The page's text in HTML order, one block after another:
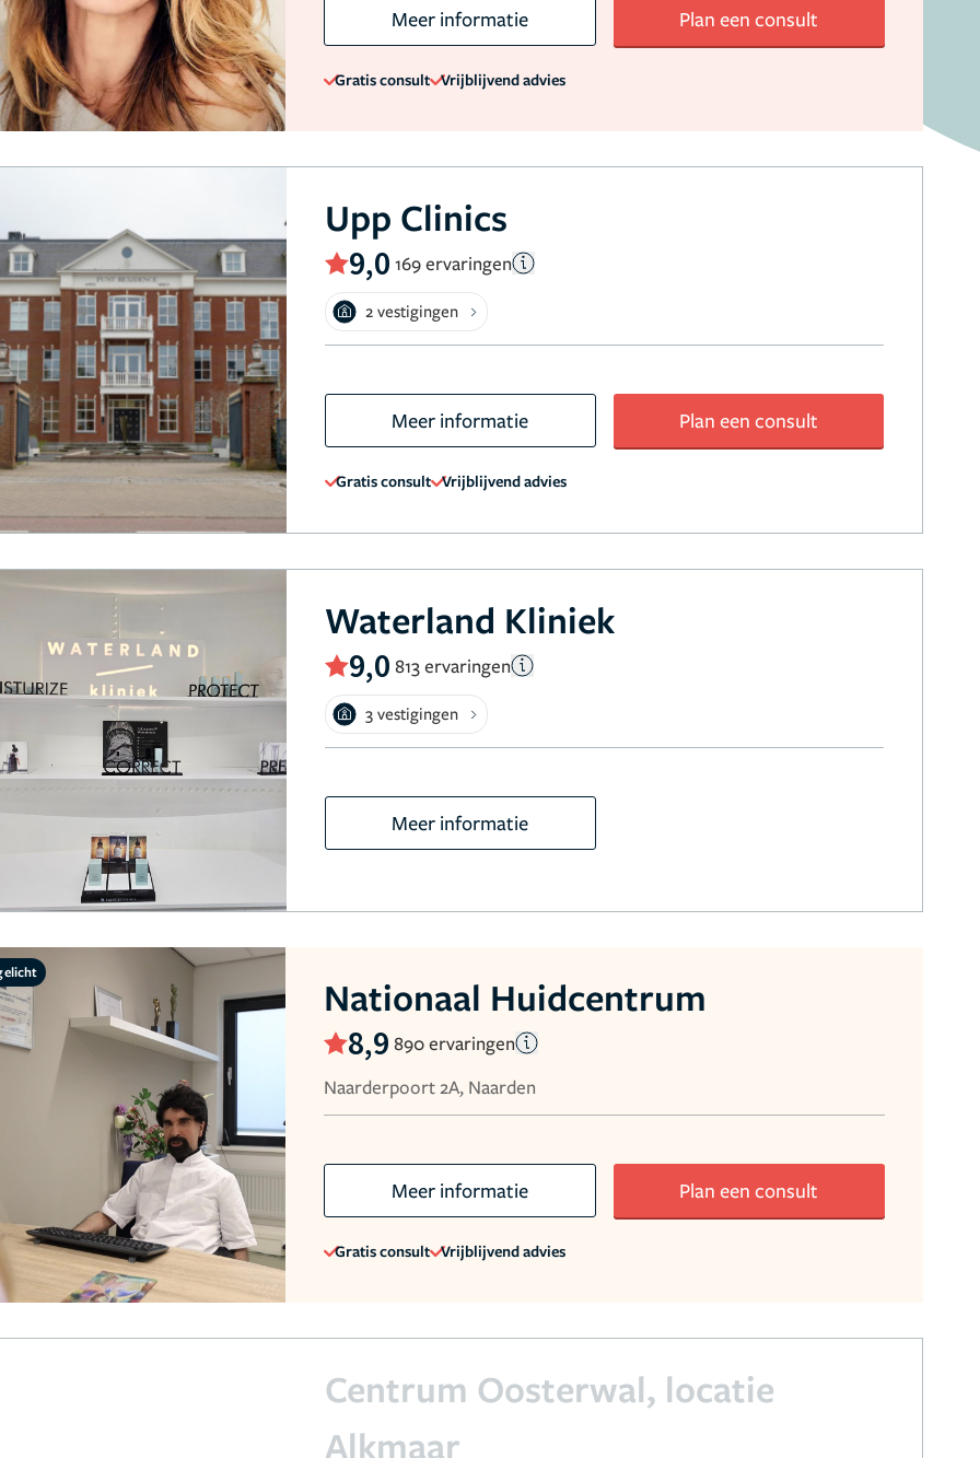
Meer informatie Plan een consult
Gratis consult Vrijblijvend advies
Upp Clinics
9,0 169 ervaringen
2 vestigingen
Meer informatie Plan een consult
Gratis consult Vrijblijvend advies
Waterland Kliniek
9,0 813 ervaringen
3 vestigingen
Meer informatie
Nationaal Huidcentrum
8,9 890 ervaringen
Naarderpoort 2A, Naarden
Meer informatie Plan een consult
Gratis consult Vrijblijvend advies
Centrum Oosterwal, locatie
Alkmaar